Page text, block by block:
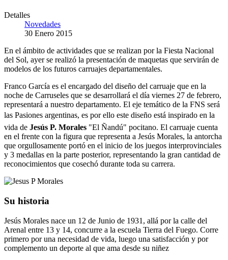
Detalles
Novedades
30 Enero 2015
En el ámbito de actividades que se realizan por la Fiesta Nacional
del Sol, ayer se realizó la presentación de maquetas que servirán de
modelos de los futuros carruajes departamentales.
Franco García es el encargado del diseño del carruaje que en la
noche de Carruseles que se desarrollará el día viernes 27 de febrero,
representará a nuestro departamento. El eje temático de la FNS será
las Pasiones argentinas, es por ello este diseño está inspirado en la
vida de Jesús P. Morales "El Ñandú" pocitano. El carruaje cuenta
en el frente con la figura que representa a Jesús Morales, la antorcha
que orgullosamente portó en el inicio de los juegos interprovinciales
y 3 medallas en la parte posterior, representando la gran cantidad de
reconocimientos que cosechó durante toda su carrera.
Su historia
Jesús Morales nace un 12 de Junio de 1931, allá por la calle del
Arenal entre 13 y 14, concurre a la escuela Tierra del Fuego. Corre
primero por una necesidad de vida, luego una satisfacción y por
complemento un deporte al que ama desde su niñez